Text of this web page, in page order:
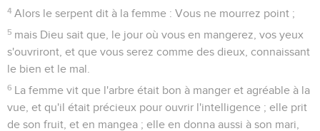
4 Alors le serpent dit à la femme : Vous ne mourrez point ;
5 mais Dieu sait que, le jour où vous en mangerez, vos yeux
s'ouvriront, et que vous serez comme des dieux, connaissant
le bien et le mal.
6 La femme vit que l'arbre était bon à manger et agréable à la
vue, et qu'il était précieux pour ouvrir l'intelligence ; elle prit
de son fruit, et en mangea ; elle en donna aussi à son mari,